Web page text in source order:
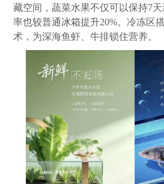
藏空间，蔬菜水果不仅可以保持7
率也较普通冰箱提升20%。冷冻区
术，为深海鱼虾、牛排锁住营养。